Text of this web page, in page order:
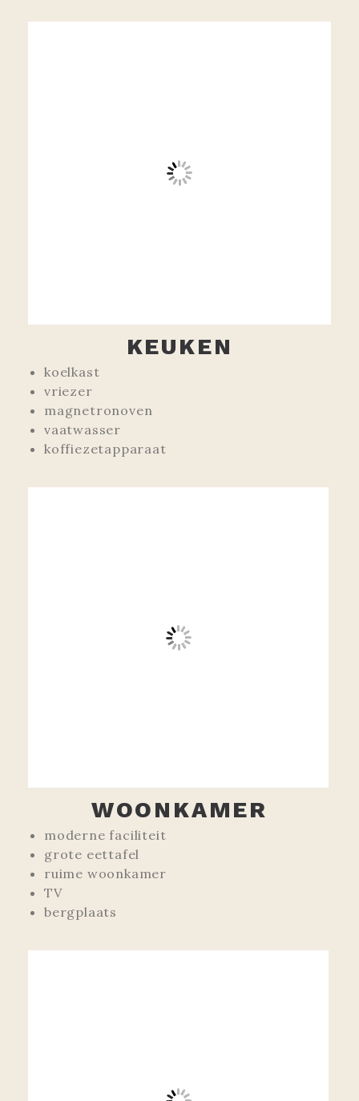
KEUKEN
koelkast
vriezer
magnetronoven
vaatwasser
koffiezetapparaat
WOONKAMER
moderne faciliteit
grote eettafel
ruime woonkamer
TV
bergplaats